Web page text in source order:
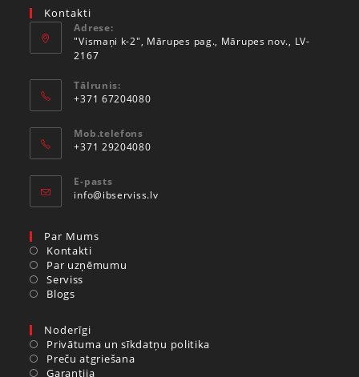
Kontakti
Adrese:
"Vismaņi k-2", Mārupes pag., Mārupes nov., LV-
2167
Tālrunis:
+371 67204080
Mob.telefons
+371 29204080
E-pasts
info@ibserviss.lv
Par Mums
Kontakti
Par uzņēmumu
Serviss
Blogs
Noderīgi
Privātuma un sīkdatņu politika
Preču atgriešana
Garantija